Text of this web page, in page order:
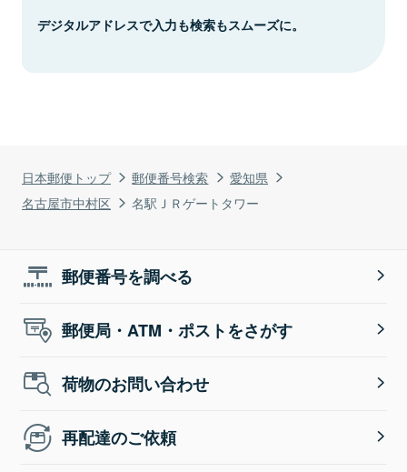
日本郵便トップ 郵便番号検索
愛知県
名古屋市中村区
名駅ＪＲゲートタワー
デジタルアドレスで入力も検索もスムーズに。
郵便番号を調べる
郵便局・ATM・ポストをさがす
荷物のお問い合わせ
再配達のご依頼